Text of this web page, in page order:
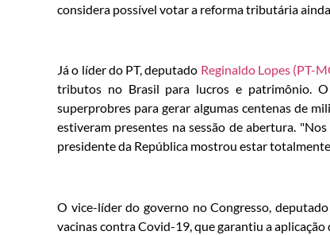
considera possível votar a reforma tributária
Já o líder do PT, deputado Reginaldo Lopes (PT-
tributos no Brasil para lucros e patrimônio.
superprobres para gerar algumas centenas de
estiveram presentes na sessão de abertura.
presidente da República mostrou estar
O vice-líder do governo no Congresso, deputado
vacinas contra Covid-19, que garantiu a